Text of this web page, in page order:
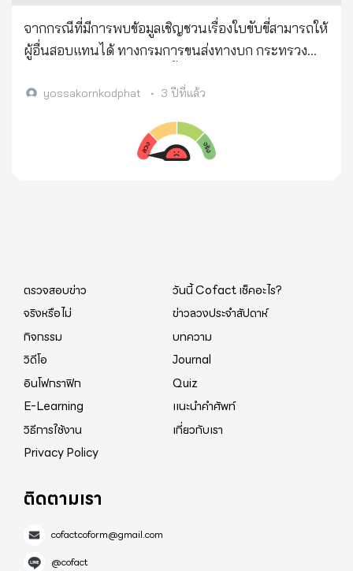
จากกรณีที่มีการพบข้อมูลเชิญชวนเรื่องใบขับขี่สามารถให้
ผู้อื่นสอบแทนได้ ทางกรมการขนส่งทางบก กระทรวง
ออนไลน์ไม่เป็นความจริง เนื่องจากกรมการขนส่งทางบก
ประชาชนต้องการได้รับใบขับขี่ ต้องเดินทางไปสอบด้วย
ตัวเองที่สำนักงานขนส่งเท่านั้น ทั้งนี้กรมการขนส่งทาง
การขับขี่ และส่งเสริมให้เกิดการใช้รถใช้ถนนที่ปลอดภัย
yossakornkodphat • 3 ปีที่แล้ว
ตรวจสอบข่าว
วันนี้ Cofact เช็คอะไร?
จริงหรือไม่
ข่าวลวงประจำสัปดาห์
กิจกรรม
บทความ
วิดีโอ
Journal
อินโฟกราฟิก
Quiz
E-Learning
แนะนำคำศัพท์
วิธีการใช้งาน
เกี่ยวกับเรา
Privacy Policy
ติดตามเรา
cofactcoform@gmail.com
@cofact